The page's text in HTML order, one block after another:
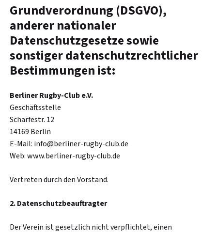
Grundverordnung (DSGVO),
anderer nationaler
Datenschutzgesetze sowie
sonstiger datenschutzrechtlicher
Bestimmungen ist:
Berliner Rugby-Club e.V.
Geschäftsstelle
Scharfestr. 12
14169 Berlin
E-Mail: info@berliner-rugby-club.de
Web: www.berliner-rugby-club.de
Vertreten durch den Vorstand.
2. Datenschutzbeauftragter
Der Verein ist gesetzlich nicht verpflichtet, einen